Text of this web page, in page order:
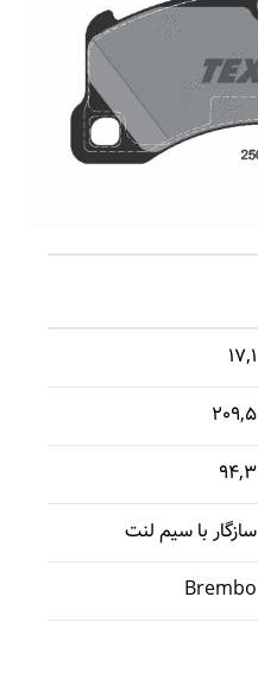
17,1
209,5
94,3
سازگار با سیم لنت
Brembo